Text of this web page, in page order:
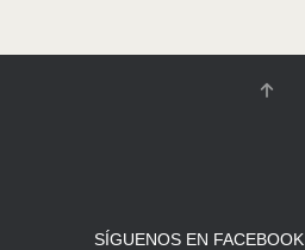
SÍGUENOS EN FACEBOOK